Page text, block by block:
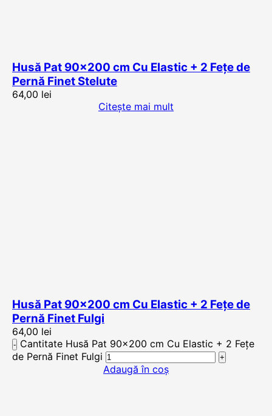
Husă Pat 90×200 cm Cu Elastic + 2 Fețe de
Pernă Finet Stelute
64,00 lei
Citește mai mult
Husă Pat 90×200 cm Cu Elastic + 2 Fețe de
Pernă Finet Fulgi
64,00 lei
Cantitate Husă Pat 90x200 cm Cu Elastic + 2 Fețe
de Pernă Finet Fulgi
Adaugă în coș